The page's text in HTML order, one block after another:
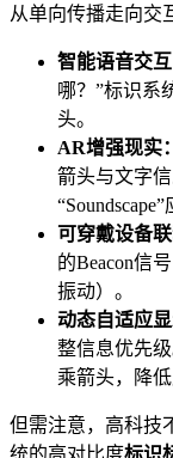
从单向传播走向交
智能语音交互
哪？”标识系
头。
AR增强现实：
箭头与文字
可穿戴设备联
的Beacon信
振动）。
动态自适应显
整信息优先
乘箭头，降
但需注意，高科技
统的高对比度标识